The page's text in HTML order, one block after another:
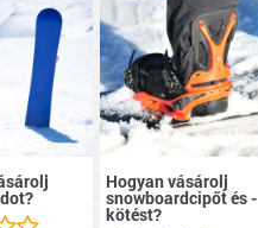
Hogyan vásárolj
snowboardcipőt és -
kötést?